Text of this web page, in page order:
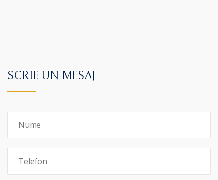
SCRIE UN MESAJ